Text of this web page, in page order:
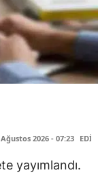
Ağustos 2026 - 07:23
yayımlandı.